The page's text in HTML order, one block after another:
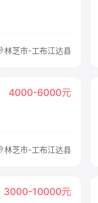
林芝市-工布江达县
4000-6000元
林芝市-工布江达县
3000-10000元